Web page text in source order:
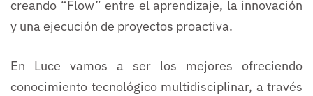
creando “Flow” entre el aprendizaje, la innovación
y una ejecución de proyectos proactiva.
En Luce vamos a ser los mejores ofreciendo
conocimiento tecnológico multidisciplinar, a través